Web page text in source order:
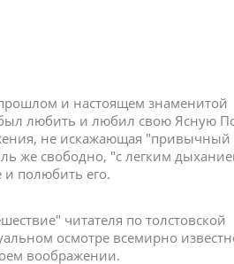
и настоящем знаменитой
любить и любил свою Ясную
не искажающая "привычный
же свободно, "с легким
и полюбить его.
читателя по толстовской
осмотре всемирно
воображении.